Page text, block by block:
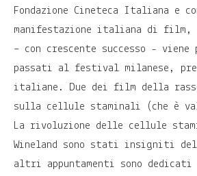
Fondazione Cineteca Italiana e
manifestazione italiana di film,
– con crescente successo -
passati al festival milanese,
italiane. Due dei film della
sulla cellule staminali (che è
La rivoluzione delle cellule
Wineland sono stati insigniti
altri appuntamenti sono